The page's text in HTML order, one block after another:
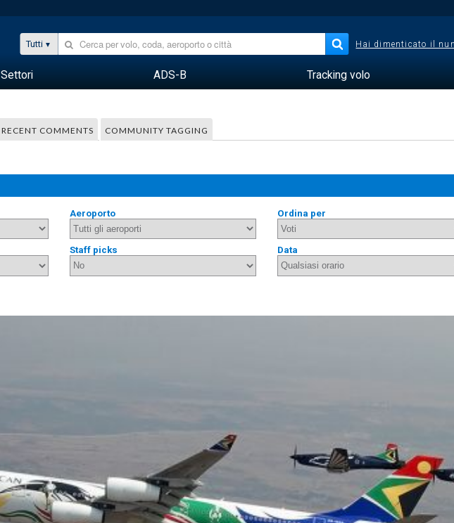
Tutti Hai dimenticato il
Settori ADS-B Tracking volo
RECENT COMMENTS COMMUNITY TAGGING
Aeroporto Ordina per
Staff picks Data